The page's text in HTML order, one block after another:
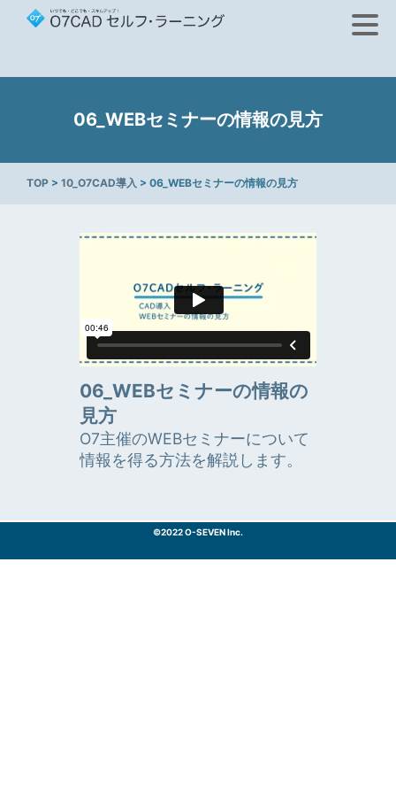
06_WEBセミナーの情報の見方
TOP > 10_O7CAD導入 > 06_WEBセミナーの情報の見方
06_WEBセミナーの情報の
見方
O7主催のWEBセミナーについて
情報を得る方法を解説します。
©2022 O-SEVEN Inc.